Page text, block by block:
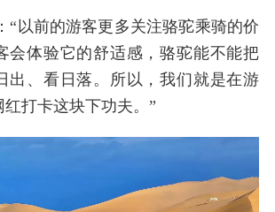
“以前的游客更多关注骆驼乘骑的价
会体验它的舒适感，骆驼能不能把
出、看日落。所以，我们就是在游
打卡这块下功夫。”